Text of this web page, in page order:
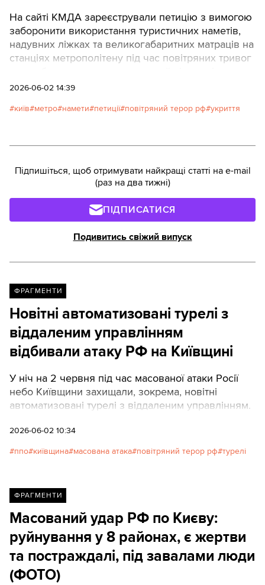
На сайті КМДА зареєстрували петицію з вимогою
заборонити використання туристичних наметів,
надувних ліжках та великогабаритних матраців на
станціях метрополітену під час повітряних тривог
укриттів.
2026-06-02 14:39
київ метро намети петиції повітряний терор рф укриття
Підпишіться, щоб отримувати найкращі статті на e-mail
(раз на два тижні)
ПІДПИСАТИСЯ
Подивитись свіжий випуск
ФРАГМЕНТИ
Новітні автоматизовані турелі з
віддаленим управлінням
відбивали атаку РФ на Київщині
У ніч на 2 червня під час масованої атаки Росії
небо Київщини захищали, зокрема, новітні
автоматизовані турелі з віддаленим управлінням.
2026-06-02 10:34
ппо київщина масована атака повітряний терор рф турелі
ФРАГМЕНТИ
Масований удар РФ по Києву:
руйнування у 8 районах, є жертви
та постраждалі, під завалами люди
(ФОТО)